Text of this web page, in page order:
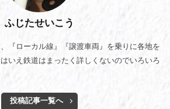
ふじたせいこう
、『ローカル線』『譲渡車両』を乗りに各地を
いえ鉄道はまったく詳しくないのでいろいろ
投稿記事一覧へ